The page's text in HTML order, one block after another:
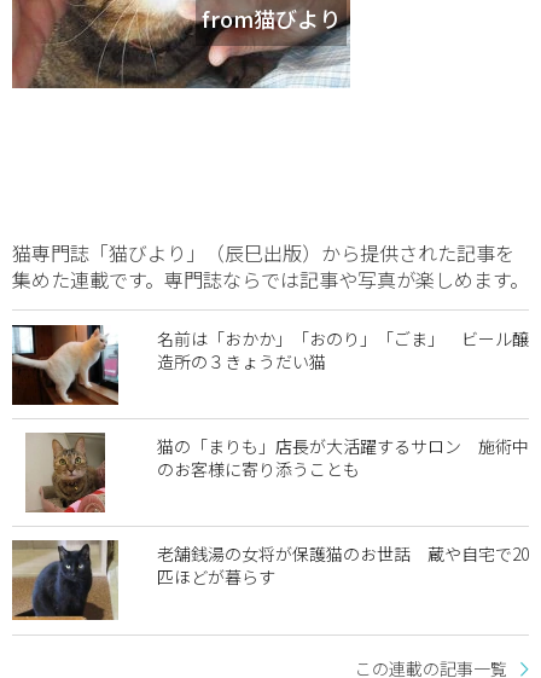
from猫びより
猫専門誌「猫びより」（辰巳出版）から提供された記事を
集めた連載です。専門誌ならでは記事や写真が楽しめます。
名前は「おかか」「おのり」「ごま」 ビール醸
造所の３きょうだい猫
猫の「まりも」店長が大活躍するサロン 施術中
のお客様に寄り添うことも
老舗銭湯の女将が保護猫のお世話 蔵や自宅で20
匹ほどが暮らす
この連載の記事一覧